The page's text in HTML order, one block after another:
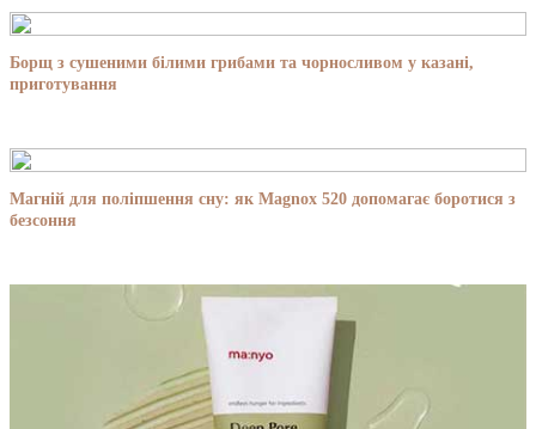
Борщ з сушеними білими грибами та чорносливом у казані,
приготування
Магній для поліпшення сну: як Magnox 520 допомагає боротися з
безсоння